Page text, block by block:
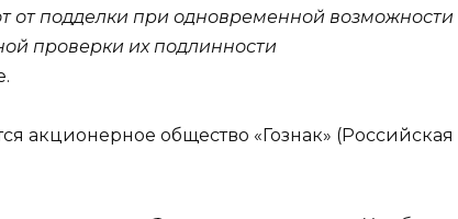
от подделки при одновременной возможности
проверки их подлинности
акционерное общество «Гознак» (Российская